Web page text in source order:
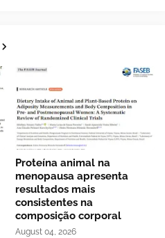
Proteína animal na
menopausa apresenta
resultados mais
consistentes na
composição corporal
August 04, 2026